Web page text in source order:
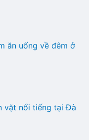
ăn uống về đêm ở
vặt nổi tiếng tại Đà